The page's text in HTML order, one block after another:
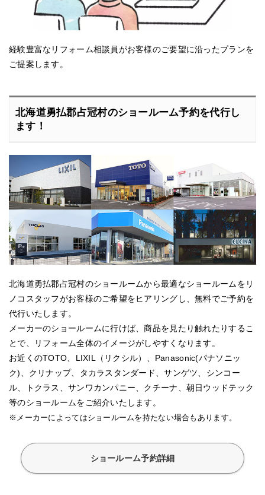
経験豊富なリフォーム相談員がお客様のご要望に沿ったプランを
ご提案します。
北海道勇払郡占冠村のショールーム予約を代行し
ます！
北海道勇払郡占冠村のショールームから最適なショールームをリ
ノコスタッフがお客様のご希望をヒアリングし、無料でご予約を
代行いたします。
メーカーのショールームに行けば、商品を見たり触れたりするこ
とで、リフォーム全体のイメージがしやすくなります。
お近くのTOTO、LIXIL（リクシル）、Panasonic(パナソニッ
ク)、クリナップ、タカラスタンダード、サンゲツ、シンコー
ル、トクラス、サンワカンパニー、クチーナ、朝日ウッドテック
等のショールームをご紹介いたします。
※メーカーによってはショールームを持たない場合もあります。
ショールーム予約詳細